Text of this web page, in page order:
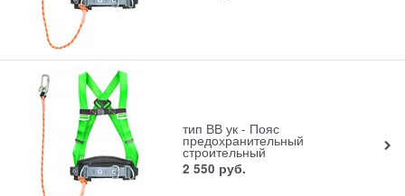
тип ВВ ук - Пояс
предохранительный
строительный
2 550 руб.